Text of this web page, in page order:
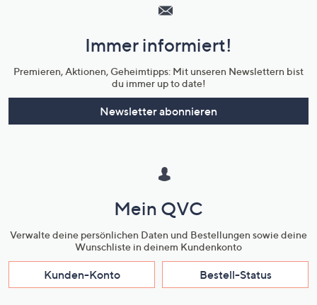
Unternehmensinformationen
Immer informiert!
Premieren, Aktionen, Geheimtipps: Mit unseren Newslettern bist
du immer up to date!
Newsletter abonnieren
Mein QVC
Verwalte deine persönlichen Daten und Bestellungen sowie deine
Wunschliste in deinem Kundenkonto
Kunden-Konto Bestell-Status